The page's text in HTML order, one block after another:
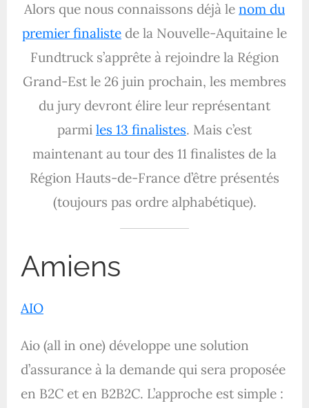
Alors que nous connaissons déjà le nom du
premier finaliste de la Nouvelle-Aquitaine le
Fundtruck s’apprête à rejoindre la Région
Grand-Est le 26 juin prochain, les membres
du jury devront élire leur représentant
parmi les 13 finalistes. Mais c’est
maintenant au tour des 11 finalistes de la
Région Hauts-de-France d’être présentés
(toujours pas ordre alphabétique).
Amiens
AIO
Aio (all in one) développe une solution
d’assurance à la demande qui sera proposée
en B2C et en B2B2C. L’approche est simple :